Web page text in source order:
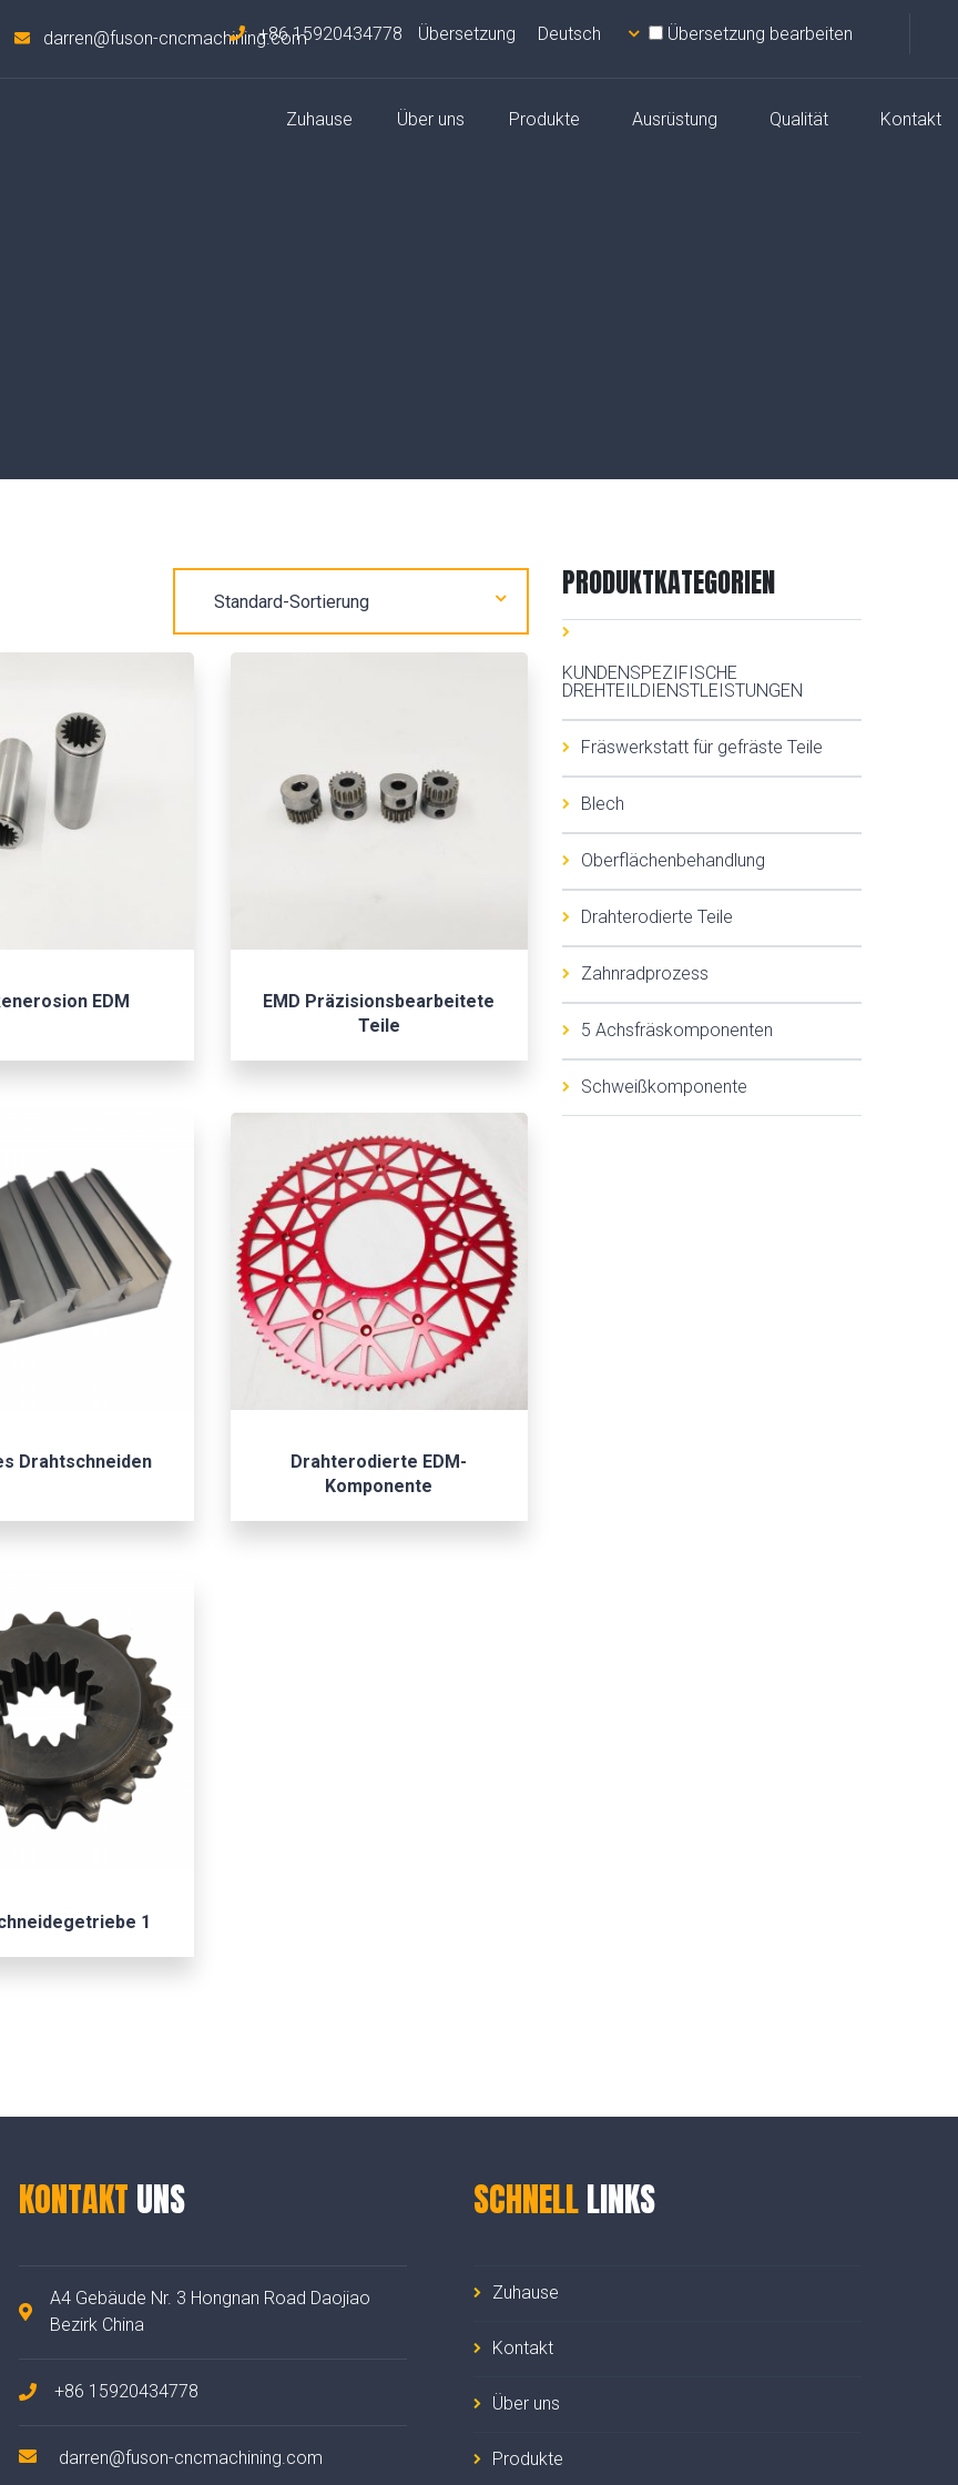
darren@fuson-cncmachining.com+86 15920434778 Übersetzung Übersetzung bearbeiten
Zuhause Über uns Produkte Ausrüstung Qualität Kontakt
EDM
EMD Präzisionsbearbeitete
Teile
Drahtschneiden
Drahterodierte EDM-
Komponente
1
PRODUKTKATEGORIEN
KUNDENSPEZIFISCHE
DREHTEILDIENSTLEISTUNGEN
Fräswerkstatt für gefräste Teile
Blech
Oberflächenbehandlung
Drahterodierte Teile
Zahnradprozess
5 Achsfräskomponenten
Schweißkomponente
KONTAKT UNS
A4 Gebäude Nr. 3 Hongnan Road Daojiao
Bezirk China
+86 15920434778
darren@fuson-cncmachining.com
SCHNELLLINKS
Zuhause
Kontakt
Über uns
Produkte